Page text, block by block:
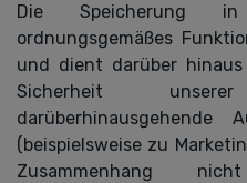
Die Speicherung
ordnungsgemäßes
und dient darüber
Sicherheit
darüberhinausgehende
(beispielsweise zu
Zusammenhang